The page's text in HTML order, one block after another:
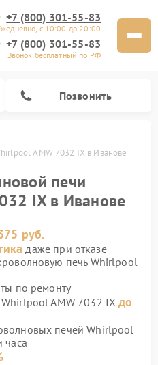
+7 (800) 301-55-83
с 10:00 до 20:00
+7 (800) 301-55-83
Звонок бесплатный по РФ
Позвонить
AMW 7032 IX в Иванове
печи
IX в Иванове
руб.
даже при отказе
печь Whirlpool
по ремонту
AMW 7032 IXдо
печей Whirlpool
часа